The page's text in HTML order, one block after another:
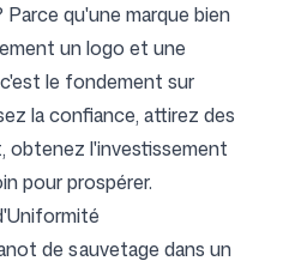
Parce qu'une marque bien
un logo et une
le fondement sur
la confiance, attirez des
obtenez l'investissement
pour prospérer.
de sauvetage dans un